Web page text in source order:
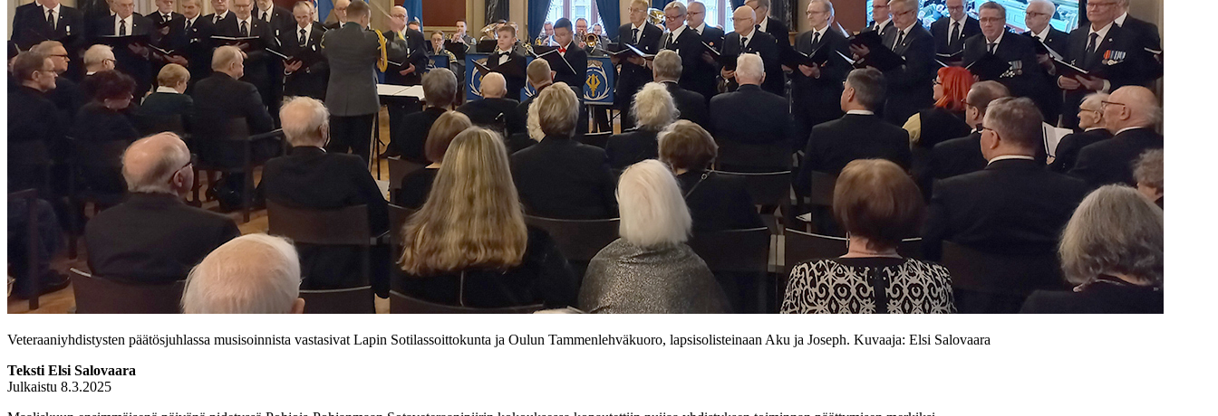
Veteraaniyhdistysten päätösjuhlassa musisoinnista vastasivat Lapin Sotilassoittokunta ja Oulun Tammenlehväkuoro, lapsisolisteinaan Aku ja Joseph. Kuvaaja: Elsi Salovaara
Teksti Elsi Salovaara
Julkaistu 8.3.2025